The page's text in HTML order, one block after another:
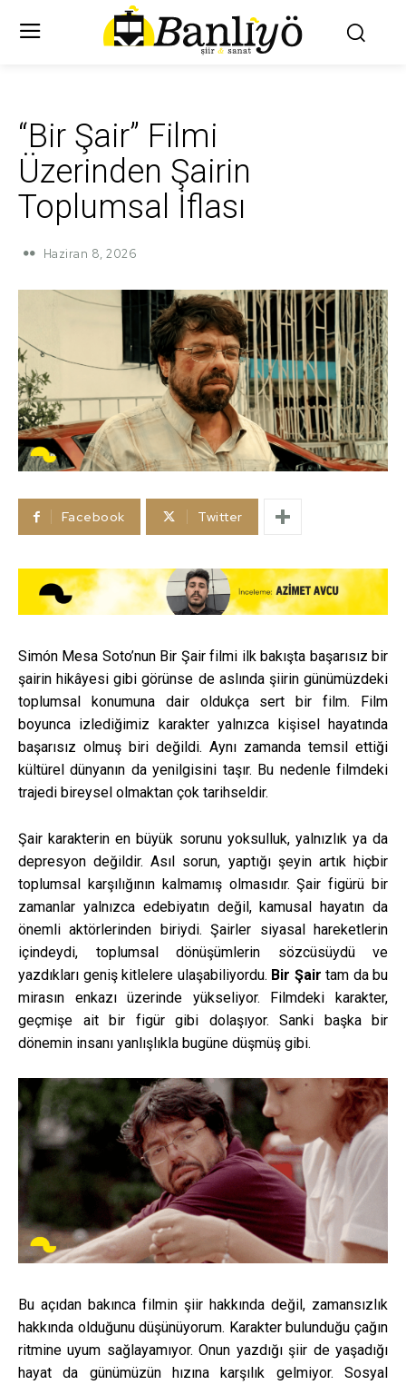
“Bir Şair” Filmi
Üzerinden Şairin
Toplumsal İflası
Haziran 8, 2026
Facebook Twitter
Simón Mesa Soto’nun Bir Şair filmi ilk bakışta başarısız bir
şairin hikâyesi gibi görünse de aslında şiirin günümüzdeki
toplumsal konumuna dair oldukça sert bir film. Film
boyunca izlediğimiz karakter yalnızca kişisel hayatında
başarısız olmuş biri değildi. Aynı zamanda temsil ettiği
kültürel dünyanın da yenilgisini taşır. Bu nedenle filmdeki
trajedi bireysel olmaktan çok tarihseldir.
Şair karakterin en büyük sorunu yoksulluk, yalnızlık ya da
depresyon değildir. Asıl sorun, yaptığı şeyin artık hiçbir
toplumsal karşılığının kalmamış olmasıdır. Şair figürü bir
zamanlar yalnızca edebiyatın değil, kamusal hayatın da
önemli aktörlerinden biriydi. Şairler siyasal hareketlerin
içindeydi, toplumsal dönüşümlerin sözcüsüydü ve
yazdıkları geniş kitlelere ulaşabiliyordu. Bir Şair tam da bu
mirasın enkazı üzerinde yükseliyor. Filmdeki karakter,
geçmişe ait bir figür gibi dolaşıyor. Sanki başka bir
dönemin insanı yanlışlıkla bugüne düşmüş gibi.
Bu açıdan bakınca filmin şiir hakkında değil, zamansızlık
hakkında olduğunu düşünüyorum. Karakter bulunduğu çağın
ritmine uyum sağlayamıyor. Onun yazdığı şiir de yaşadığı
hayat da günümüzün hızına karşılık gelmiyor. Sosyal